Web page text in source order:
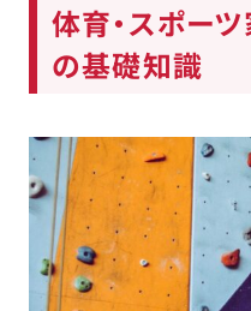
体育・スポー
の基礎知識